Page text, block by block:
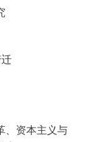
、资本主义与